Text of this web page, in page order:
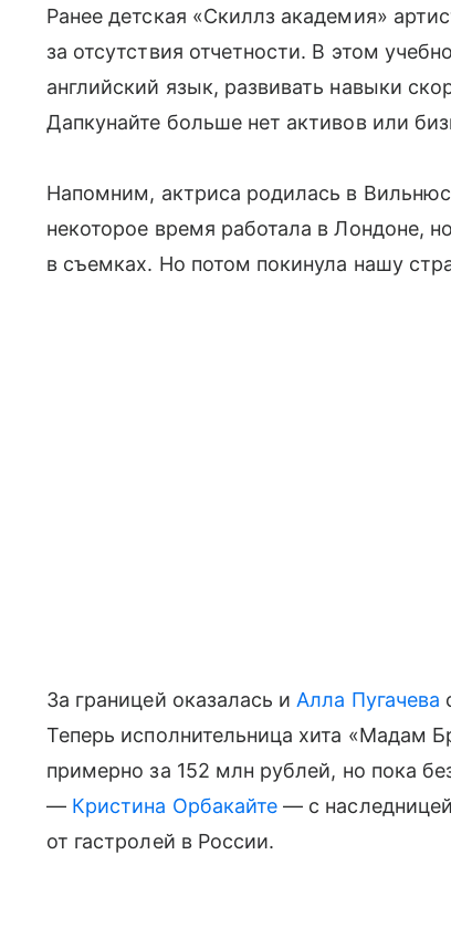
Ранее детская «Скиллз академия»
за отсутствия отчетности. В этом
английский язык, развивать навыки
Дапкунайте больше нет активов или
Напомним, актриса родилась в
некоторое время работала в Лондоне,
в съемках. Но потом покинула нашу
За границей оказалась и Алла Пугачева
Теперь исполнительница хита «Мадам
примерно за 152 млн рублей, но пока
— Кристина Орбакайте — с
от гастролей в России.